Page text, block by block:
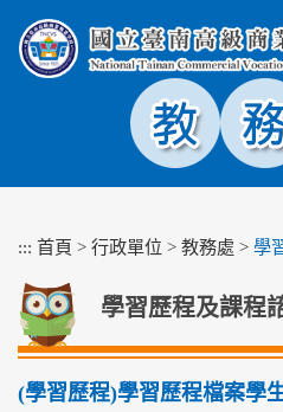
塊
::: 首頁 > 行政單位 > 教務處 > 學
學習歷程及課程
(學習歷程)學習歷程檔案學